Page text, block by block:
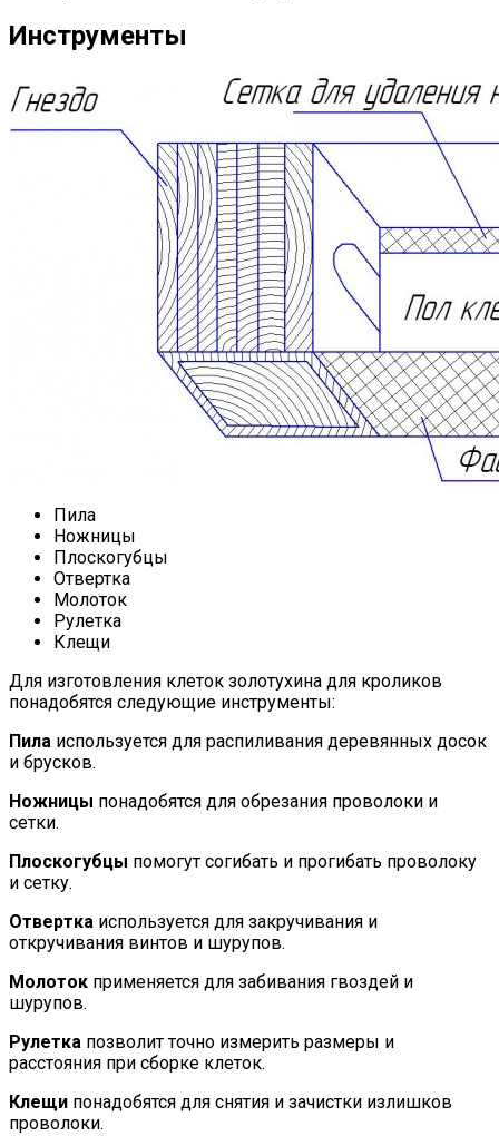
Инструменты
Пила
Ножницы
Плоскогубцы
Отвертка
Молоток
Рулетка
Клещи
Для изготовления клеток золотухина для кроликов
понадобятся следующие инструменты:
Пила используется для распиливания деревянных досок
и брусков.
Ножницы понадобятся для обрезания проволоки и
сетки.
Плоскогубцы помогут согибать и прогибать проволоку
и сетку.
Отвертка используется для закручивания и
откручивания винтов и шурупов.
Молоток применяется для забивания гвоздей и
шурупов.
Рулетка позволит точно измерить размеры и
расстояния при сборке клеток.
Клещи понадобятся для снятия и зачистки излишков
проволоки.